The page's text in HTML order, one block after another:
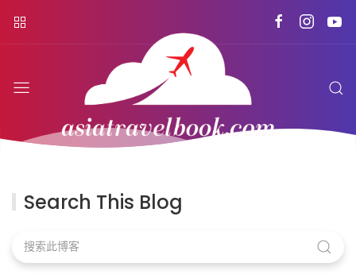
Search This Blog